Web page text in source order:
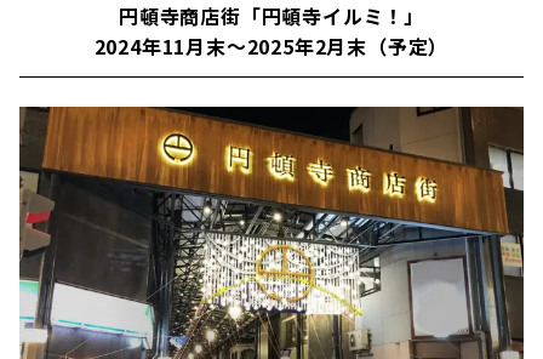
円頓寺商店街「円頓寺イルミ！」
2024年11月末～2025年2月末（予定）